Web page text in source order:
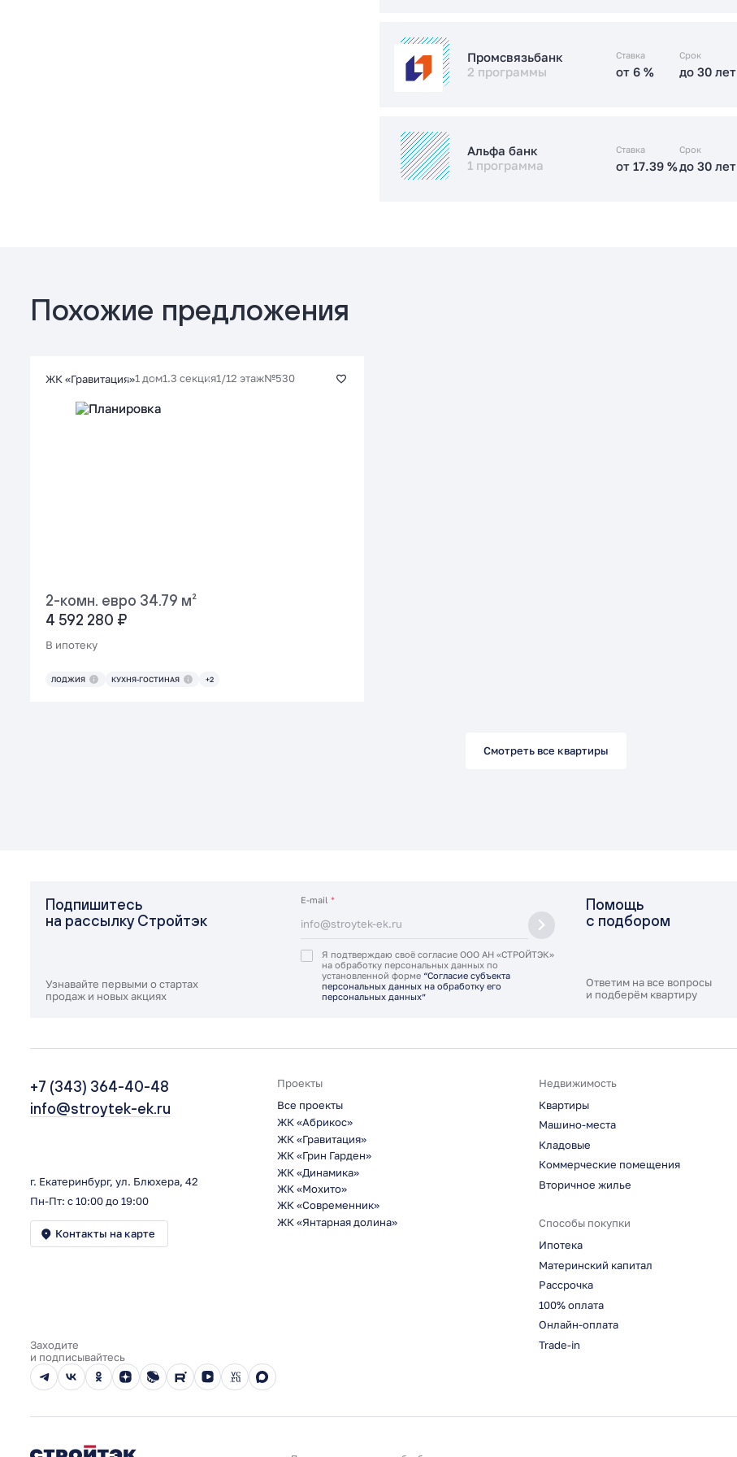
Семейная
Стандартная
Промсвязьбанк
2 программы
Ставка
от 6 %
Срок
до 30 лет
Семейная
Стандартная
Альфа банк
1 программа
Ставка
от 17.39 %
Срок
до 30 лет
Похожие предложения
ЖК «Гравитация»1 дом1.3 секция1/12 этаж№530
2-комн. евро 34.79 м²
4 592 280 ₽
В ипотеку
ЛОДЖИЯ КУХНЯ-ГОСТИНАЯ +2
Смотреть все квартиры
Подпишитесь
на рассылку Стройтэк
Узнавайте первыми о стартах
продаж и новых акциях
E-mail *
Я подтверждаю своё согласие ООО АН «СТРОЙТЭК»
на обработку персональных данных по
установленной форме “Согласие субъекта
персональных данных на обработку его
персональных данных”
Помощь
с подбором
Ответим на все вопросы
и подберём квартиру
+7 (343) 364-40-48
info@stroytek-ek.ru
г. Екатеринбург, ул. Блюхера, 42
Пн-Пт: с 10:00 до 19:00
Контакты на карте
Заходите
и подписывайтесь
Проекты
Все проекты
ЖК «Абрикос»
ЖК «Гравитация»
ЖК «Грин Гарден»
ЖК «Динамика»
ЖК «Мохито»
ЖК «Современник»
ЖК «Янтарная долина»
Недвижимость
Квартиры
Машино-места
Кладовые
Коммерческие помещения
Вторичное жилье
Способы покупки
Ипотека
Материнский капитал
Рассрочка
100% оплата
Онлайн-оплата
Trade-in